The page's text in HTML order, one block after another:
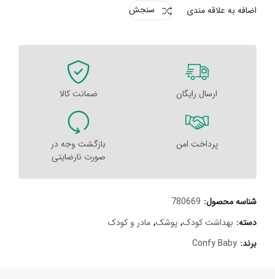
اضافه به علاقه مندی سنجش
ارسال رایگان ضمانت کالا
پرداخت امن
بازگشت وجه در
صورت نارضایتی
شناسه محصول: 780669
دسته: بهداشت کودک, پوشک, مادر و کودک
برند: Confy Baby